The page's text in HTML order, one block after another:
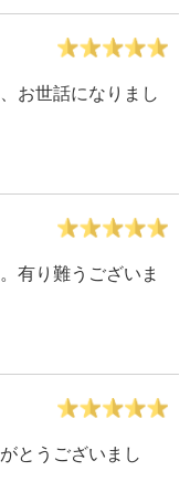
お世話になりまし
有り難うございま
とうございまし